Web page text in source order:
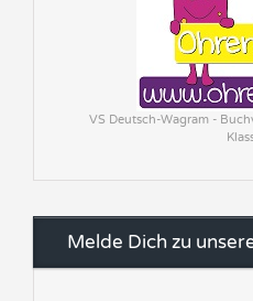
VS Deutsch-Wagram -
Melde Dich zu